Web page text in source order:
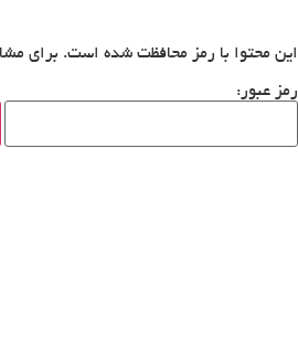
این محتوا با رمز محافظت شده است. برای
رمز عبور: